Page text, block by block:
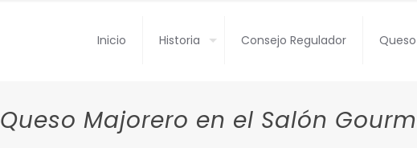
Inicio Historia Consejo Regulador
Queso Majorero en el Salón